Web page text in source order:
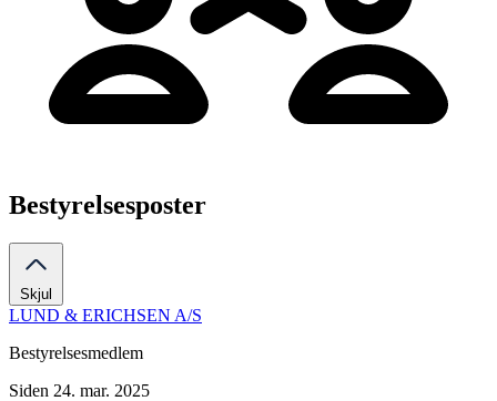
Bestyrelsesposter
Skjul
LUND & ERICHSEN A/S
Bestyrelsesmedlem
Siden 24. mar. 2025